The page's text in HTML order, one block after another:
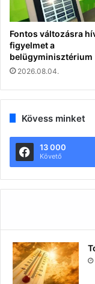
Fontos változásra
figyelmet a
belügyminisztérium
2026.08.04.
Kövess minket
13 000
Követő